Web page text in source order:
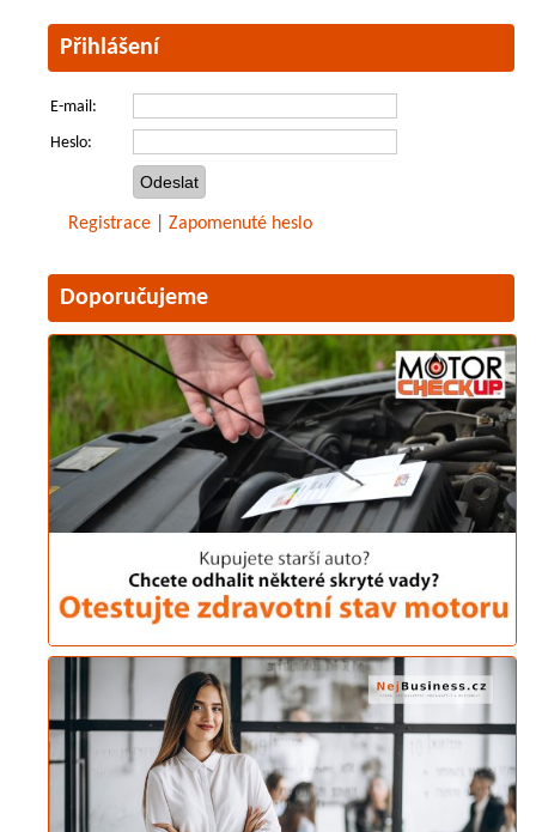
Přihlášení
E-mail:
Heslo:
Registrace Zapomenuté heslo
Doporučujeme